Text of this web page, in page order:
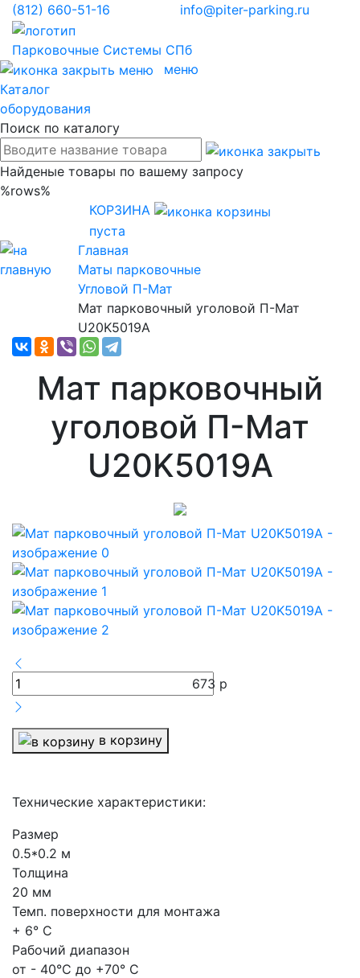
(812) 660-51-16 info@piter-parking.ru
Парковочные Системы СПб
меню
Каталог
оборудования
Поиск по каталогу
Найденые товары по вашему запросу
%rows%
КОРЗИНА
пуста
Главная
Маты парковочные
Угловой П-Мат
Мат парковочный уголовой П-Мат
U20K5019А
Мат парковочный
уголовой П-Мат
U20K5019А
673 р
в корзину
Технические характеристики:
Размер
0.5*0.2 м
Толщина
20 мм
Темп. поверхности для монтажа
+ 6° С
Рабочий диапазон
от - 40°С до +70° С